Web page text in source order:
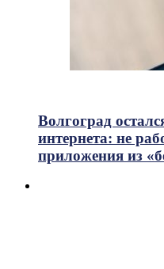
Волгоград
интернета: не
приложения из